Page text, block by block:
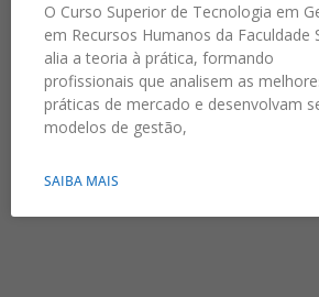
O Curso Superior de Tecnologia em
em Recursos Humanos da Faculdade
alia a teoria à prática, formando
profissionais que analisem as
práticas de mercado e desenvolvam
modelos de gestão,
SAIBA MAIS